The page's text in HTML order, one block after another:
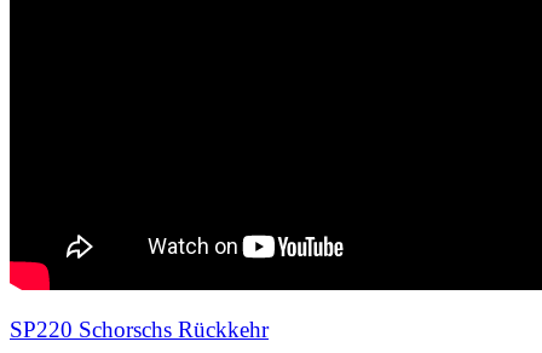
SP220 Schorschs Rückkehr